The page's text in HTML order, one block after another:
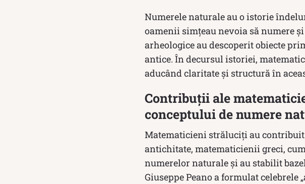
Numerele naturale au o istorie
oamenii simțeau nevoia să numere
arheologice au descoperit obiecte
antice. În decursul istoriei,
aducând claritate și structură în
Contribuții ale
conceptului de numere
Matematicieni străluciți au
antichitate, matematicienii greci,
numerelor naturale și au stabilit
Giuseppe Peano a formulat celebrele